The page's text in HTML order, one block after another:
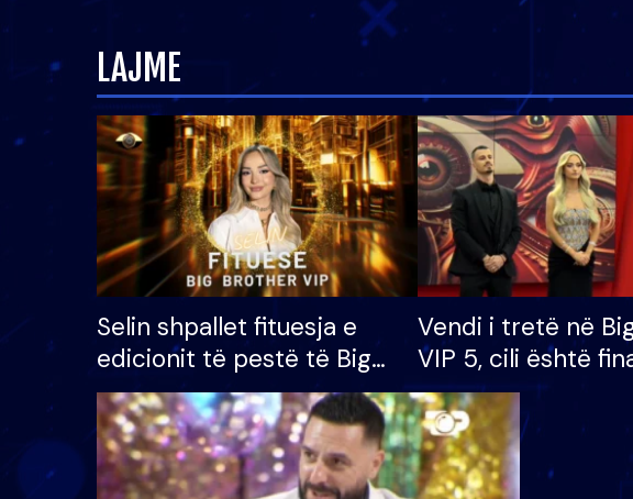
LAJME
Selin shpallet fituesja e
edicionit të pestë të Big
Brother VIP, rrëmben
çmimin e madh prej 100
mijë eurosh
Vendi i tretë në
VIP 5, cili është
radhës që lë